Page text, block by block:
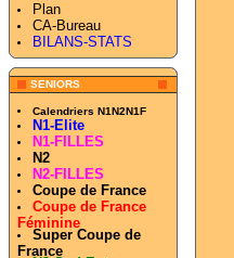
Plan
CA-Bureau
BILANS-STATS
SENIORS
Calendriers N1N2N1F
N1-Elite
N1-FILLES
N2
N2-FILLES
Coupe de France
Coupe de France
Féminine
Super Coupe de
France